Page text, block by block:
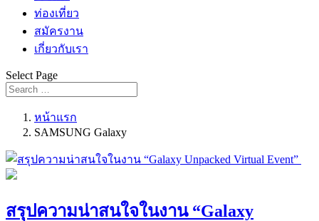
ท่องเที่ยว
สมัครงาน
เกี่ยวกับเรา
Select Page
หน้าแรก
SAMSUNG Galaxy
สรุปความน่าสนใจในงาน “Galaxy